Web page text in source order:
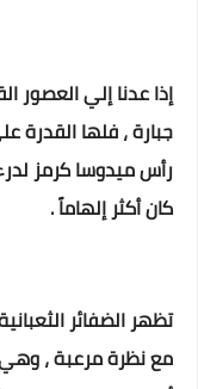
إذا عدنا إلي العصور
جبارة ، فلها القدرة
رأس ميدوسا كرمز
كان أكثر إلهاماً .
تظهر الضفائر
مع نظرة مرعبة ،